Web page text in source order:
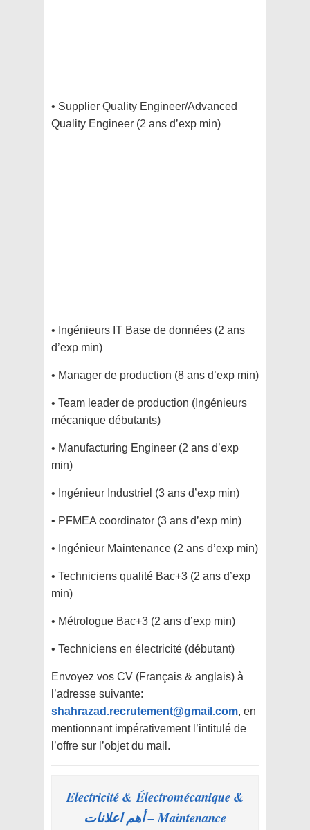
• Supplier Quality Engineer/Advanced
Quality Engineer (2 ans d’exp min)
• Ingénieurs IT Base de données (2 ans
d’exp min)
• Manager de production (8 ans d’exp min)
• Team leader de production (Ingénieurs
mécanique débutants)
• Manufacturing Engineer (2 ans d’exp
min)
• Ingénieur Industriel (3 ans d’exp min)
• PFMEA coordinator (3 ans d’exp min)
• Ingénieur Maintenance (2 ans d’exp min)
• Techniciens qualité Bac+3 (2 ans d’exp
min)
• Métrologue Bac+3 (2 ans d’exp min)
• Techniciens en électricité (débutant)
Envoyez vos CV (Français & anglais) à
l’adresse suivante:
shahrazad.recrutement@gmail.com, en
mentionnant impérativement l’intitulé de
l’offre sur l’objet du mail.
Electricité & Électromécanique &
Maintenance – أهم اعلانات